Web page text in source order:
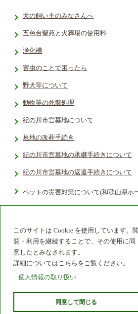
このサイトは Cookie を使用しています。閲
覧・利用を継続することで、その使用に同
意したとみなされます。
詳細についてはこちらをご覧ください。
個人情報の取り扱い
同意して閉じる
犬の飼い主のみなさんへ
五色台聖苑と火葬場の使用料
浄化槽
害虫のことで困ったら
野犬等について
動物等の死骸処理
紀の川市営墓地について
墓地の改葬手続き
紀の川市営墓地の承継手続きについて
紀の川市営墓地の返還手続きについて
ペットの災害対策について(和歌山県ホ
ウェブアクセシビリティ プライバシー
組織機構
リンク集 サ
〒649-6492 和歌山県紀の川市西大
TEL 0736-77-2511